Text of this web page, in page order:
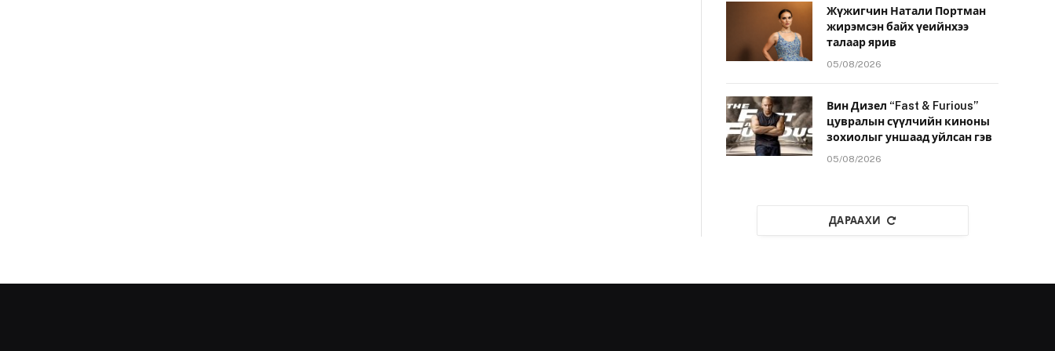
Жүжигчин Натали Портман
жирэмсэн байх үеийнхээ
талаар ярив
05/08/2026
Вин Дизел “Fast & Furious”
цувралын сүүлчийн киноны
зохиолыг уншаад уйлсан гэв
05/08/2026
ДАРААХИ